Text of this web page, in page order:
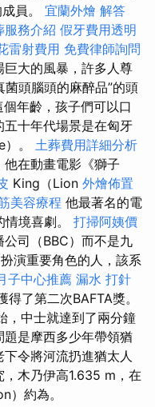
員。 宜蘭外燴 解答
服務介紹 假牙費用透明
雷射費用 免費律師詢問
大的風暴，許多人尊
頭腦頭的麻醉品”的頭
個年齡，孩子們可以口
十年代場景是在匈牙
。 土葬費用詳細分析
在動畫電影《獅子
King（Lion 外燴佈置
美容療程 他最著名的電
境喜劇。 打掃阿姨價
司（BBC）而不是九
演重要角色的人，該系
子中心推薦 漏水 打針
了第二次BAFTA獎。
，中士就達到了兩分鐘
是摩西多少年帶領猶
令將河流扔進猶太人
木乃伊高1.635 m，在
）約為。